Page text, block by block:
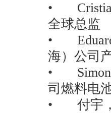
•
全球总监
• Eduard
海）公司
• Simon
司燃料电
• 付宇，